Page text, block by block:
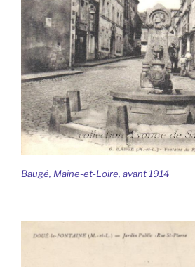
Baugé, Maine-et-Loire, avant 1914